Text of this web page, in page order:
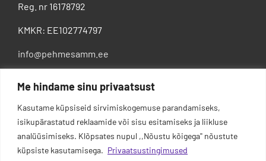
Me hindame sinu privaatsust
Kasutame küpsiseid sirvimiskogemuse parandamiseks,
isikupärastatud reklaamide või sisu esitamiseks ja liikluse
analüüsimiseks. Klõpsates nupul ,,Nõustu kõigega'' nõustute
küpsiste kasutamisega. Privaatsustingimused
Reg. nr 16178792
KMKR: EE102774797
info@pehmesamm.ee